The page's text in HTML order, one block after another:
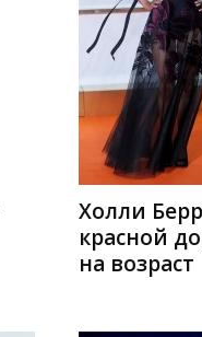
Холли
красной
на возраст